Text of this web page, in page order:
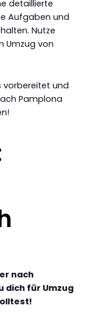
detaillierte
Aufgaben und
Nutze
Umzug von
vorbereitet und
Pamplona
nach
dich für Umzug